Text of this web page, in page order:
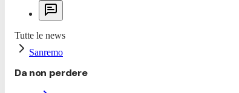
Tutte le news
Sanremo
Da non perdere